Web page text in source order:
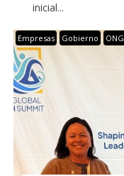
inicial...
Empresas Gobierno ONG